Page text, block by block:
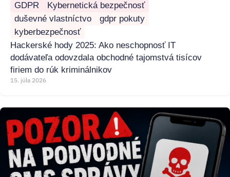
GDPR
Kybernetická bezpečnosť
duševné vlastníctvo
gdpr pokuty
kyberbezpečnosť
Hackerské hody 2025: Ako neschopnosť IT
dodávateľa odovzdala obchodné tajomstvá tisícov
firiem do rúk kriminálnikov
15. júla 2026